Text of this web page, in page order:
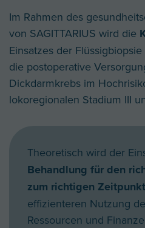
Im Rahmen des
von SAGITTARIUS wird die
Einsatzes der
die postoperative
Dickdarmkrebs im
lokoregionalen Stadium III
Theoretisch wird der
Behandlung für den
zum richtigen Zeitpunkt
effizienteren Nutzung
Ressourcen und